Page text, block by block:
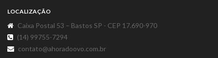
LOCALIZAÇÃO
Caixa Postal 53 – Bastos SP - CEP 17.690-970
(14) 99755-7294
contato@ahoradoovo.com.br